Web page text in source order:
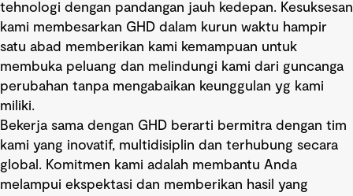
tehnologi dengan pandangan jauh kedepan. Kesuksesan
kami membesarkan GHD dalam kurun waktu hampir
satu abad memberikan kami kemampuan untuk
membuka peluang dan melindungi kami dari guncanga
perubahan tanpa mengabaikan keunggulan yg kami
miliki.
Bekerja sama dengan GHD berarti bermitra dengan tim
kami yang inovatif, multidisiplin dan terhubung secara
global. Komitmen kami adalah membantu Anda
melampui ekspektasi dan memberikan hasil yang